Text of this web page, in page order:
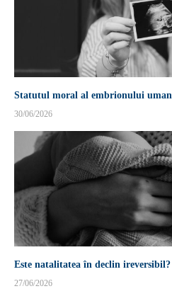
Statutul moral al embrionului uman
30/06/2026
Este natalitatea în declin ireversibil?
27/06/2026